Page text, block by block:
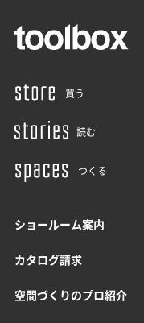
買う
読む
つくる
ショールーム案内
カタログ請求
空間づくりのプロ紹介